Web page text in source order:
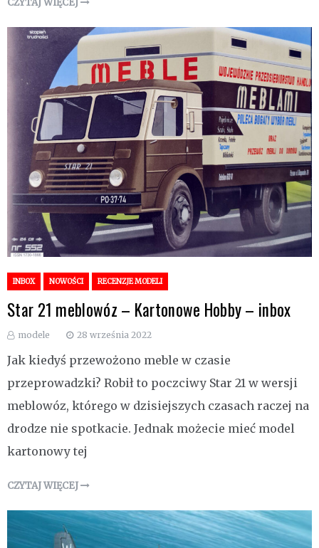
CZYTAJ WIĘCEJ
INBOX NOWOŚCI RECENZJE MODELI
Star 21 meblowóz – Kartonowe Hobby – inbox
modele 28 września 2022
Jak kiedyś przewożono meble w czasie
przeprowadzki? Robił to poczciwy Star 21 w wersji
meblowóz, którego w dzisiejszych czasach raczej na
drodze nie spotkacie. Jednak możecie mieć model
kartonowy tej
CZYTAJ WIĘCEJ